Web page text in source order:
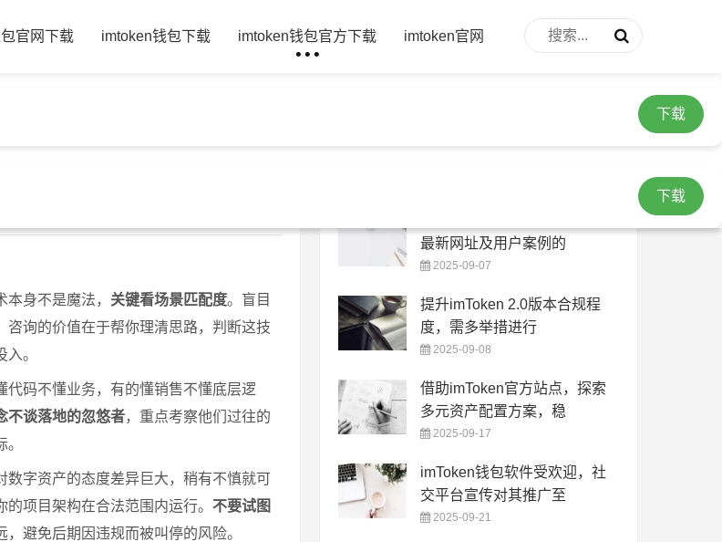
下载
下载
官网下载 imtoken钱包下载 imtoken钱包官方下载 imtoken官网
身不是魔法， 关键看场景匹配度。盲目
咨询的价值在于帮你理清思路，判断这技
。
码不懂业务，有的懂销售不懂底层逻
不谈落地的忽悠者，重点考察他们过往的
数字资产的态度差异巨大，稍有不慎就可
项目架构在合法范围内运行。 不要试图
避免后期因违规而被叫停的风险。
最新网址及用户案例的
2025-09-07
提升imToken 2.0版本合规程
度，需多举措进行
2025-09-08
借助imToken官方站点，探索
多元资产配置方案，稳
2025-09-17
imToken钱包软件受欢迎，社
交平台宣传对其推广至
2025-09-21